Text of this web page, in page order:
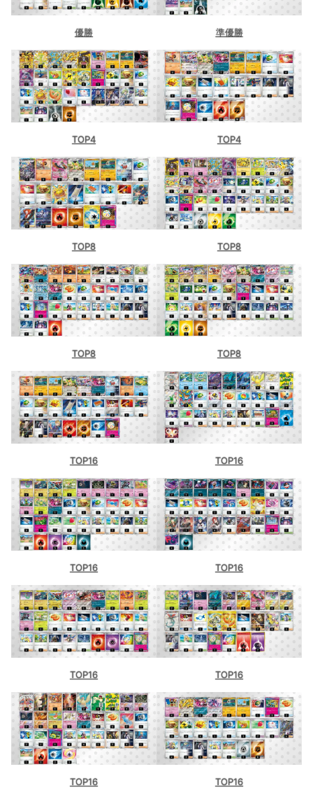
優勝 準優勝
TOP4 TOP4
TOP8 TOP8
TOP8 TOP8
TOP16 TOP16
TOP16 TOP16
TOP16 TOP16
TOP16 TOP16